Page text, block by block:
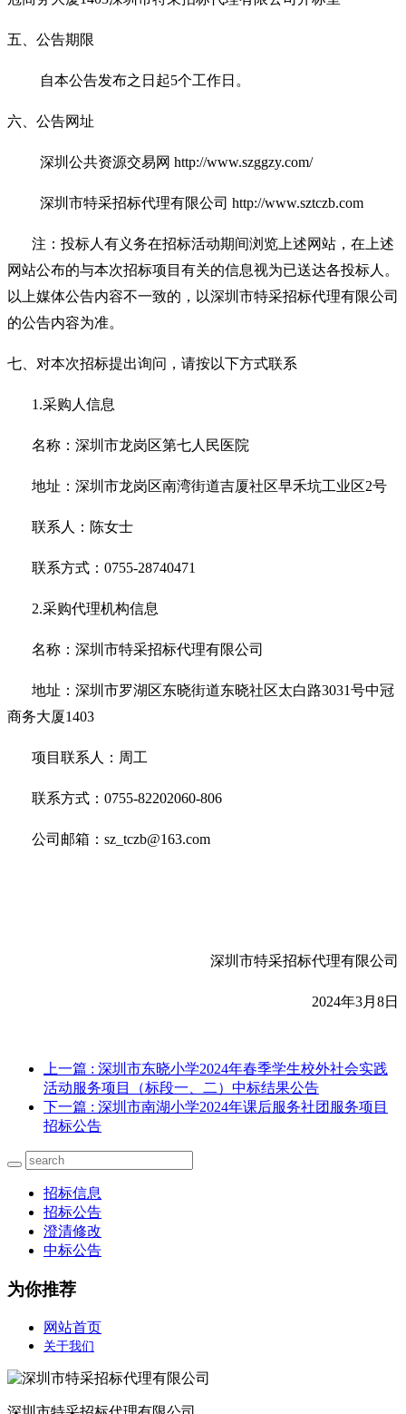
五、公告期限
自本公告发布之日起5个工作日。
六、公告网址
深圳公共资源交易网 http://www.szggzy.com/
深圳市特采招标代理有限公司 http://www.sztczb.com
注：投标人有义务在招标活动期间浏览上述网站，在上述
网站公布的与本次招标项目有关的信息视为已送达各投标人。
以上媒体公告内容不一致的，以深圳市特采招标代理有限公司
的公告内容为准。
七、对本次招标提出询问，请按以下方式联系
1.采购人信息
名称：深圳市龙岗区第七人民医院
地址：深圳市龙岗区南湾街道吉厦社区早禾坑工业区2号
联系人：陈女士
联系方式： 0755-28740471
2.采购代理机构信息
名称：深圳市特采招标代理有限公司
地址：深圳市罗湖区东晓街道东晓社区太白路3031号中冠
商务大厦1403
项目联系人：周工
联系方式： 0755-82202060-806
公司邮箱： sz_tczb@163.com
深圳市特采招标代理有限公司
2024年3月 8日
上一篇 : 深圳市东晓小学2024年春季学生校外社会实践
活动服务项目（标段一、二）中标结果公告
下一篇 : 深圳市南湖小学2024年课后服务社团服务项目
招标公告
招标信息
招标公告
澄清修改
中标公告
为你推荐
网站首页
关于我们